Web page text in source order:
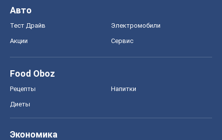
Авто
Тест Драйв Электромобили
Акции Сервис
Food Oboz
Рецепты Напитки
Диеты
Экономика